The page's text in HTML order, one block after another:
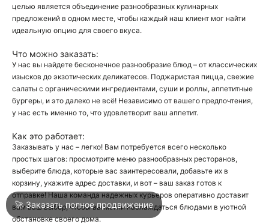
Войти
ГородНижний Тагил
Написать в техподдержку
целью является объединение разнообразных кулинарных
предложений в одном месте, чтобы каждый наш клиент мог найти
идеальную опцию для своего вкуса.
Что можно заказать:
У нас вы найдете бесконечное разнообразие блюд – от классических
изысков до экзотических деликатесов. Поджаристая пицца, свежие
салаты с органическими ингредиентами, суши и роллы, аппетитные
бургеры, и это далеко не всё! Независимо от вашего предпочтения,
у нас есть именно то, что удовлетворит ваш аппетит.
Как это работает:
Заказывать у нас – легко! Вам потребуется всего несколько
простых шагов: просмотрите меню разнообразных ресторанов,
выберите блюда, которые вас заинтересовали, добавьте их в
корзину, укажите адрес доставки, и вот – ваш заказ готов к
отправке! Наша команда надежных курьеров оперативно доставит
вам ваш выбор, чтобы вы могли наслаждаться блюдами в уютной
обстановке своего дома.
🚀 Заказать полное продвижение